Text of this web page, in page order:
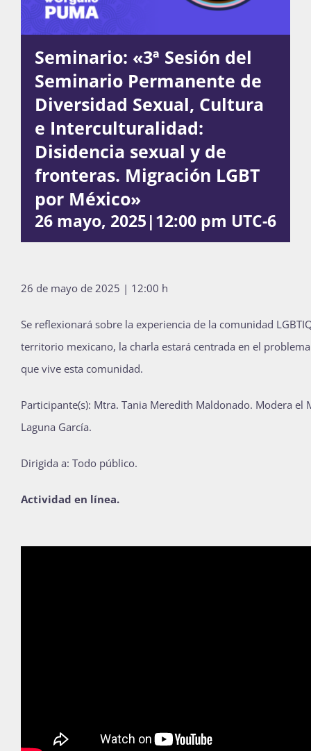
Actividades
La Boletina
Blog
Recursos
Publicaciones
Seminario: «3ª Sesión del
Seminario Permanente de
Diversidad Sexual, Cultura
e Interculturalidad:
Disidencia sexual y de
fronteras. Migración LGBT
por México»
26 mayo, 2025|12:00 pm UTC-6
26 de mayo de 2025 | 12:00 h
Se reflexionará sobre la experiencia de la comunidad
territorio mexicano, la charla estará centrada en el
que vive esta comunidad.
Participante(s): Mtra. Tania Meredith Maldonado. Modera el
Laguna García.
Dirigida a: Todo público.
Actividad en línea.